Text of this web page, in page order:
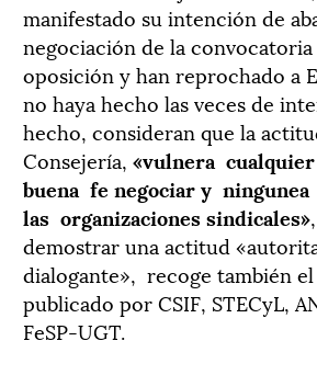
manifestado su intención de
negociación de la
oposición y han reprochado a
no haya hecho las veces de
hecho, consideran que la
Consejería, «vulnera cualquier
buena fe negociary ningunea
las organizaciones sindicales»
demostrar una actitud
dialogante», recoge también
publicado por CSIF, STECyL,
FeSP-UGT.